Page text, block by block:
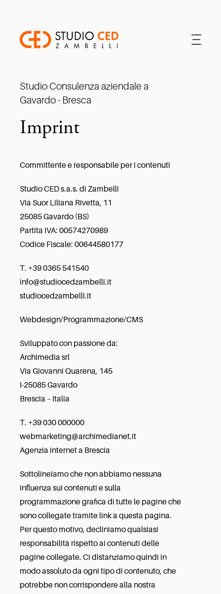
Studio Consulenza aziendale a
Gavardo - Bresca
Imprint
Committente e responsabile per i contenuti
Studio CED s.a.s. di Zambelli
Via Suor Liliana Rivetta, 11
25085 Gavardo (BS)
Partita IVA: 00574270989
Codice Fiscale: 00644580177
T. +39 0365 541540
info@studiocedzambelli.it
studiocedzambelli.it
Webdesign/Programmazione/CMS
Sviluppato con passione da:
Archimedia srl
Via Giovanni Quarena, 145
I-25085 Gavardo
Brescia – Italia
T. +39 030 000000
webmarketing@archimedianet.it
Agenzia internet a Brescia
Sottolineiamo che non abbiamo nessuna
influenza sui contenuti e sulla
programmazione grafica di tutte le pagine che
sono collegate tramite link a questa pagina.
Per questo motivo, decliniamo qualsiasi
responsabilità rispetto ai contenuti delle
pagine collegate. Ci distanziamo quindi in
modo assoluto da ogni tipo di contenuto, che
potrebbe non corrispondere alla nostra